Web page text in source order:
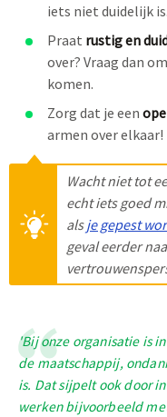
iets niet duidelijk is.
Praat rustig en
over? Vraag dan
komen.
Zorg dat je een
armen over elkaar!
Wacht niet tot
echt iets goed
alsje gepest
geval eerder
'Bij onze organisatie is
de maatschappij,
is. Dat sijpelt ook door
werken bijvoorbeeld